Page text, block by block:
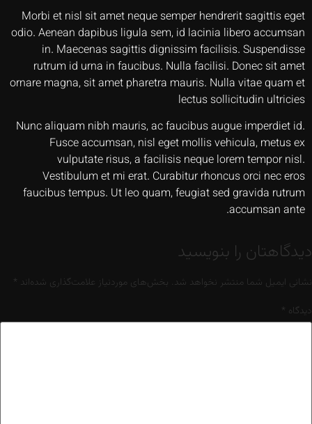
Morbi et nisl sit amet neque semper hendrerit sagittis eget
odio. Aenean dapibus ligula sem, id lacinia libero accumsan
in. Maecenas sagittis dignissim facilisis. Suspendisse
rutrum id urna in faucibus. Nulla facilisi. Donec sit amet
ornare magna, sit amet pharetra mauris. Nulla vitae quam et
lectus sollicitudin ultricies
Nunc aliquam nibh mauris, ac faucibus augue imperdiet id.
Fusce accumsan, nisl eget mollis vehicula, metus ex
vulputate risus, a facilisis neque lorem tempor nisl.
Vestibulum et mi erat. Curabitur rhoncus orci nec eros
faucibus tempus. Ut leo quam, feugiat sed gravida rutrum
accumsan ante.
دیدگاهتان را بنویسید
نشانی ایمیل شما منتشر نخواهد شد. بخش‌های موردنیاز علامت‌گذاری شده‌اند *
دیدگاه *